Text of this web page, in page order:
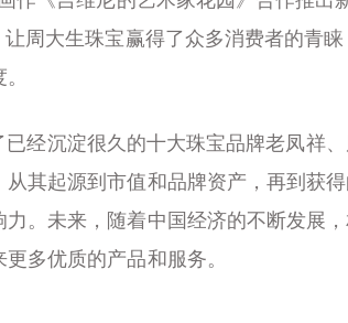
周大生珠宝赢得了众多消费者的青
沉淀很久的十大珠宝品牌老凤祥、
其起源到市值和品牌资产，再到获
。未来，随着中国经济的不断发展
多优质的产品和服务。